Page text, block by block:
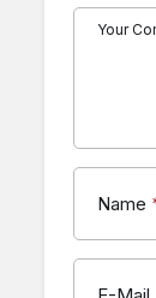
Your
Name